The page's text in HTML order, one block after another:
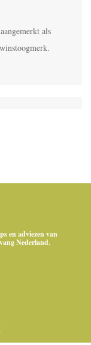
als
en adviezen van
Nederland.